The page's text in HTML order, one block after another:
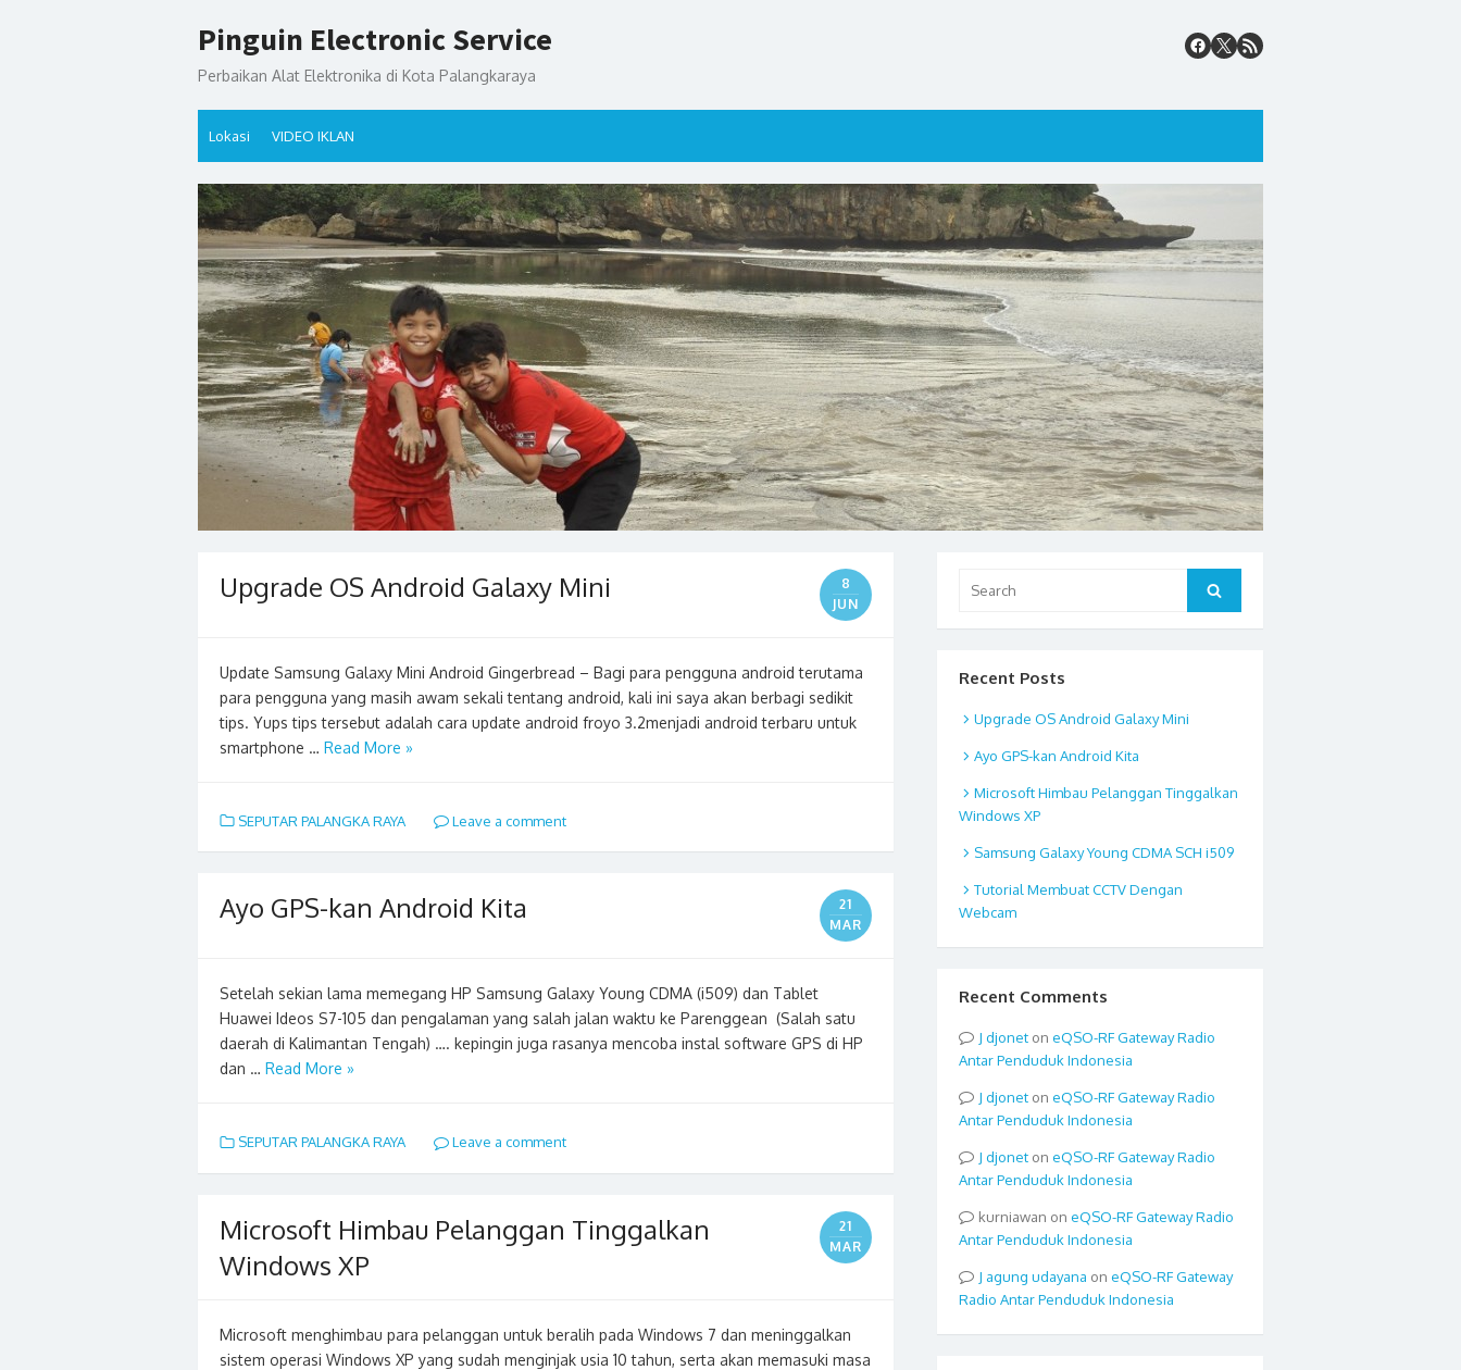
to
content
Pinguin Electronic Service
Perbaikan Alat Elektronika di Kota Palangkaraya
Lokasi VIDEO IKLAN
Upgrade OS Android Galaxy Mini
8
JUN
Update Samsung Galaxy Mini Android Gingerbread – Bagi para pengguna android terutama
para pengguna yang masih awam sekali tentang android, kali ini saya akan berbagi sedikit
tips. Yups tips tersebut adalah cara update android froyo 3.2menjadi android terbaru untuk
smartphone … Read More »
SEPUTAR PALANGKA RAYA Leave a comment
Ayo GPS-kan Android Kita
21
MAR
Setelah sekian lama memegang HP Samsung Galaxy Young CDMA (i509) dan Tablet
Huawei Ideos S7-105 dan pengalaman yang salah jalan waktu ke Parenggean (Salah satu
daerah di Kalimantan Tengah) …. kepingin juga rasanya mencoba instal software GPS di HP
dan … Read More »
SEPUTAR PALANGKA RAYA Leave a comment
Microsoft Himbau Pelanggan Tinggalkan
Windows XP
21
MAR
Microsoft menghimbau para pelanggan untuk beralih pada Windows 7 dan meninggalkan
sistem operasi Windows XP yang sudah menginjak usia 10 tahun, serta akan memasuki masa
for:
Search
Recent Posts
Upgrade OS Android Galaxy Mini
Ayo GPS-kan Android Kita
Microsoft Himbau Pelanggan Tinggalkan
Windows XP
Samsung Galaxy Young CDMA SCH i509
Tutorial Membuat CCTV Dengan
Webcam
Recent Comments
djoneton eQSO-RF Gateway Radio
Antar Penduduk Indonesia
djoneton eQSO-RF Gateway Radio
Antar Penduduk Indonesia
djoneton eQSO-RF Gateway Radio
Antar Penduduk Indonesia
kurniawan on eQSO-RF Gateway Radio
Antar Penduduk Indonesia
agung udayana on eQSO-RF Gateway
Radio Antar Penduduk Indonesia